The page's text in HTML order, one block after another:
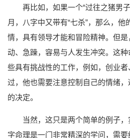
再比如，如果一个“过往之猪男
月，八字中又带有“七杀”，那么，
情，具有领导才能和冒险精神。但
动、急躁，容易与人发生冲突。这
些具有挑战性的工作，例如，创业
过，他也需要注意控制自己的情绪
的决定。
当然，这只是两个简单的例子
字命理是一门非常精深的学问，需